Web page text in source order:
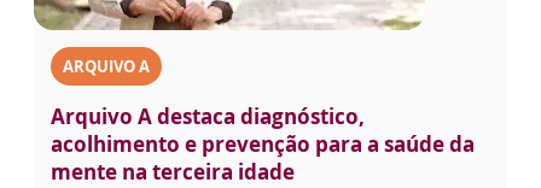
ARQUIVO A
Arquivo A destaca diagnóstico,
acolhimento e prevenção para a saúde da
mente na terceira idade